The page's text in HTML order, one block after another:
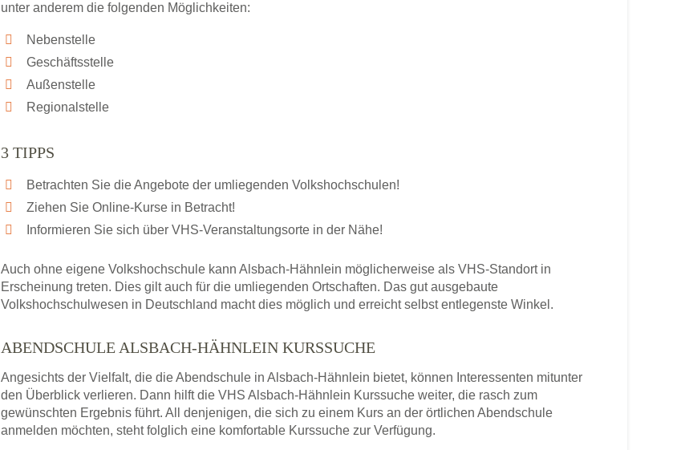
unter anderem die folgenden Möglichkeiten:
Nebenstelle
Geschäftsstelle
Außenstelle
Regionalstelle
3 TIPPS
Betrachten Sie die Angebote der umliegenden Volkshochschulen!
Ziehen Sie Online-Kurse in Betracht!
Informieren Sie sich über VHS-Veranstaltungsorte in der Nähe!
Auch ohne eigene Volkshochschule kann Alsbach-Hähnlein möglicherweise als VHS-Standort in
Erscheinung treten. Dies gilt auch für die umliegenden Ortschaften. Das gut ausgebaute
Volkshochschulwesen in Deutschland macht dies möglich und erreicht selbst entlegenste Winkel.
ABENDSCHULE ALSBACH-HÄHNLEIN KURSSUCHE
Angesichts der Vielfalt, die die Abendschule in Alsbach-Hähnlein bietet, können Interessenten mitunter
den Überblick verlieren. Dann hilft die VHS Alsbach-Hähnlein Kurssuche weiter, die rasch zum
gewünschten Ergebnis führt. All denjenigen, die sich zu einem Kurs an der örtlichen Abendschule
anmelden möchten, steht folglich eine komfortable Kurssuche zur Verfügung.